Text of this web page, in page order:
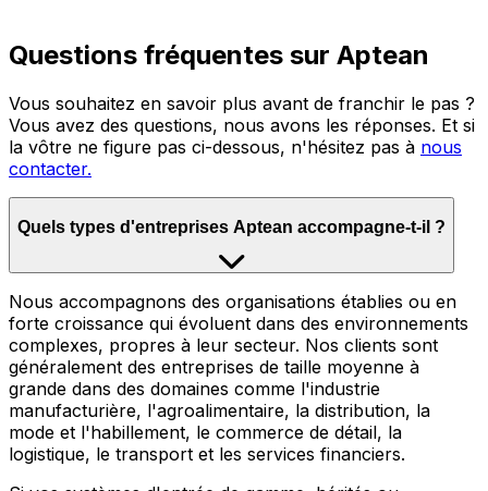
Questions fréquentes sur Aptean
Vous souhaitez en savoir plus avant de franchir le pas ?
Vous avez des questions, nous avons les réponses. Et si
la vôtre ne figure pas ci-dessous, n'hésitez pas à nous
contacter.
Quels types d'entreprises Aptean accompagne-t-il ?
Nous accompagnons des organisations établies ou en
forte croissance qui évoluent dans des environnements
complexes, propres à leur secteur. Nos clients sont
généralement des entreprises de taille moyenne à
grande dans des domaines comme l'industrie
manufacturière, l'agroalimentaire, la distribution, la
mode et l'habillement, le commerce de détail, la
logistique, le transport et les services financiers.